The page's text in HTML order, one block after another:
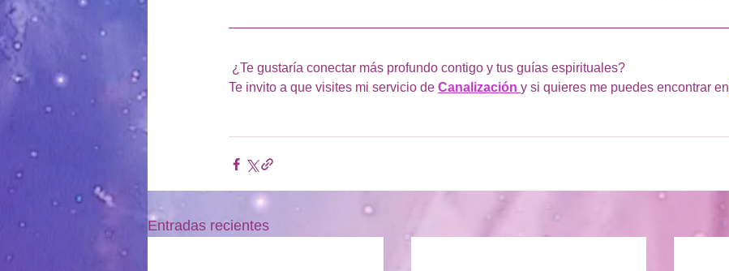
¿Te gustaría conectar más profundo contigo y tus guías espirituales?
Te invito a que visites mi servicio de Canalización y si quieres me puedes encontrar en
Entradas recientes